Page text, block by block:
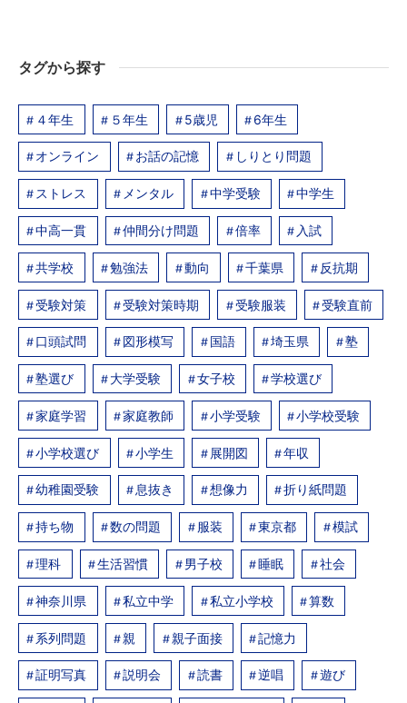
タグから探す
４年生 ５年生 5歳児 6年生
オンライン お話の記憶 しりとり問題
ストレス メンタル 中学受験 中学生
中高一貫 仲間分け問題 倍率 入試
共学校 勉強法 動向 千葉県 反抗期
受験対策 受験対策時期 受験服装 受験直前
口頭試問 図形模写 国語 埼玉県 塾
塾選び 大学受験 女子校 学校選び
家庭学習 家庭教師 小学受験 小学校受験
小学校選び 小学生 展開図 年収
幼稚園受験 息抜き 想像力 折り紙問題
持ち物 数の問題 服装 東京都 模試
理科 生活習慣 男子校 睡眠 社会
神奈川県 私立中学 私立小学校 算数
系列問題 親 親子面接 記憶力
証明写真 説明会 読書 逆唱 遊び